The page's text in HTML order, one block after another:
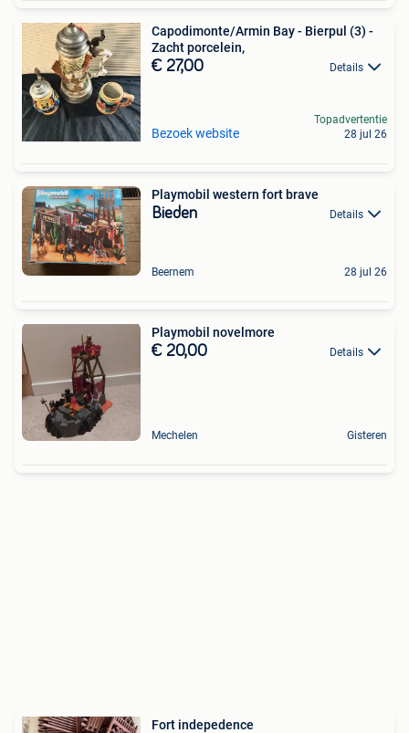
Capodimonte/Armin Bay - Bierpul (3) -
Zacht porcelein,
€ 27,00 Details
Bezoek website
Topadvertentie
28 jul 26
Playmobil western fort brave
Bieden Details
Beernem 28 jul 26
Playmobil novelmore
€ 20,00 Details
Mechelen Gisteren
Fort indepedence